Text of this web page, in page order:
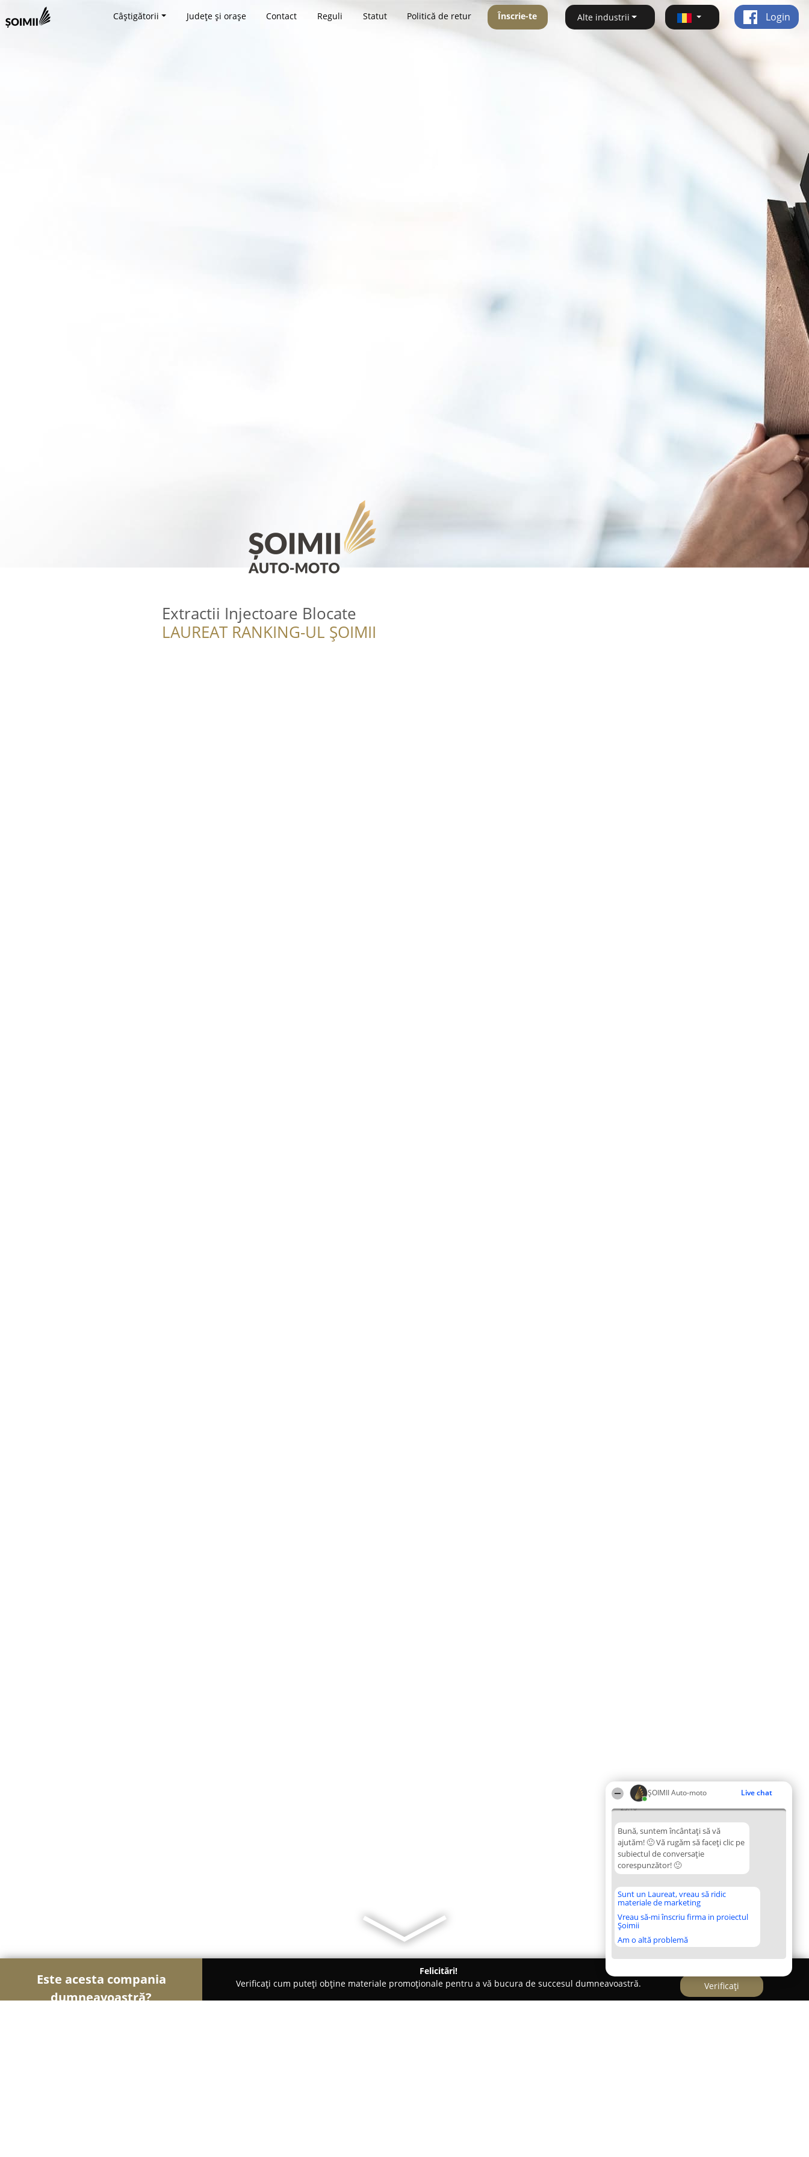
ȘOIMII Auto-moto Live chat
23:16
Bună, suntem încântați să vă
ajutăm! 🙂 Vă rugăm să faceți clic pe
subiectul de conversație
corespunzător! 🙂
Sunt un Laureat, vreau să ridic
materiale de marketing
Vreau să-mi înscriu firma in proiectul
Șoimii
Am o altă problemă
Câștigătorii Județe și orașe Contact Reguli Statut Politică de retur Înscrie-te Alte industrii Login
Extractii Injectoare Blocate
LAUREAT RANKING-UL ȘOIMII
Este acesta compania
dumneavoastră?
Felicitări!
Verificați cum puteți obține materiale promoționale pentru a vă bucura de succesul dumneavoastră.
Verificați